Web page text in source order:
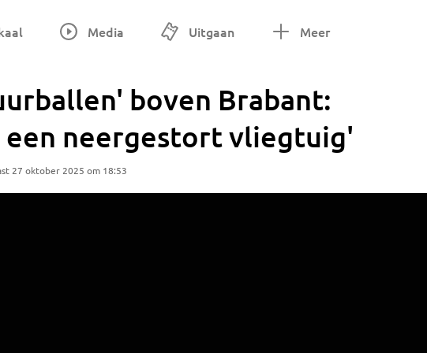
Media Uitgaan Meer
boven Brabant:
een neergestort vliegtuig'
27 oktober 2025 om 18:53